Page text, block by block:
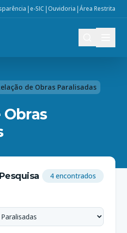
|e-SIC |Ouvidoria |Área Restrita
de Obras Paralisadas
Obras
4 encontrados